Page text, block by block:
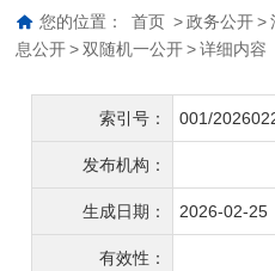
您的位置： 首页 > 政务公开 >
息公开 > 双随机一公开 > 详细内容
索引号： 001/
发布机构：
生成日期： 2026-02-25
有效性：